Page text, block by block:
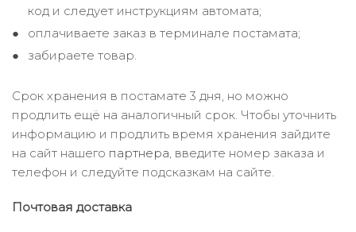
код и следует инструкциям автомата;
оплачиваете заказ в терминале постамата;
забираете товар.
Срок хранения в постамате 3 дня, но можно
продлить ещё на аналогичный срок. Чтобы уточнить
информацию и продлить время хранения зайдите
на сайт нашего партнера, введите номер заказа и
телефон и следуйте подсказкам на сайте.
Почтовая доставка